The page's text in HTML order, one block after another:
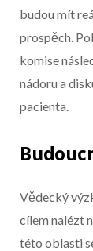
budou mít
prospěch.
komise
nádoru a
pacienta.
Vědecký
cílem nalézt
této oblasti